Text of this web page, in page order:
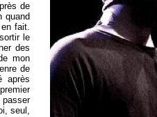
de
quand
fait.
le
des
mon
de
après
passer
seul,